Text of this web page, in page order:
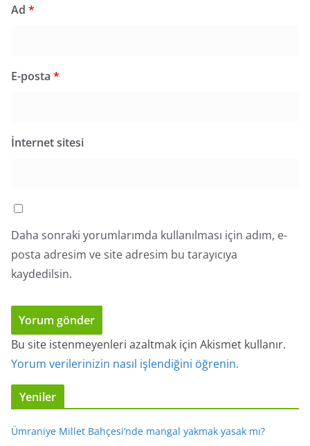
Ad *
E-posta *
İnternet sitesi
Daha sonraki yorumlarımda kullanılması için adım, e-
posta adresim ve site adresim bu tarayıcıya
kaydedilsin.
Bu site istenmeyenleri azaltmak için Akismet kullanır.
Yorum verilerinizin nasıl işlendiğini öğrenin.
Yeniler
Ümraniye Millet Bahçesi’nde mangal yakmak yasak mı?